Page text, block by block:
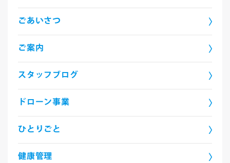
ごあいさつ
ご案内
スタッフブログ
ドローン事業
ひとりごと
健康管理